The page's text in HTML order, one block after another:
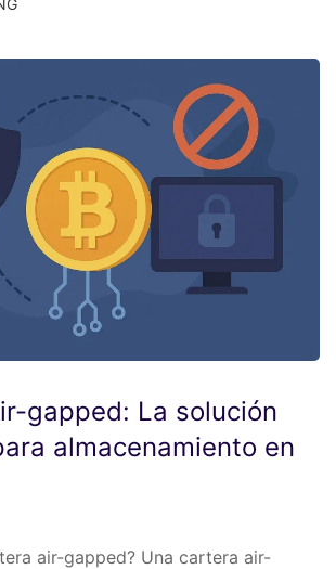
gapped: La solución
almacenamiento en
air-gapped? Una cartera air-